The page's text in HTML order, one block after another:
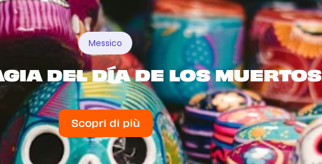
Messico
DEL DÍA DE LOS MUERTOS
Scopri di più